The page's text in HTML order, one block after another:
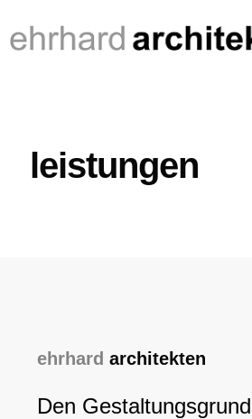
leistungen
ehrhard architekten
Den